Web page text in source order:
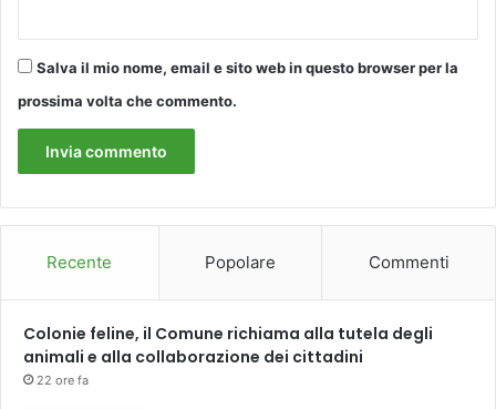
Salva il mio nome, email e sito web in questo browser per la
prossima volta che commento.
Recente Popolare Commenti
Colonie feline, il Comune richiama alla tutela degli
animali e alla collaborazione dei cittadini
22 ore fa